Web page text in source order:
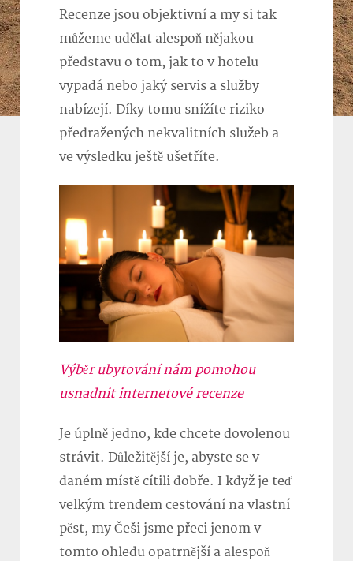
Recenze jsou objektivní a my si tak
můžeme udělat alespoň nějakou
představu o tom, jak to v hotelu
vypadá nebo jaký servis a služby
nabízejí. Díky tomu snížíte riziko
předražených nekvalitních služeb a
ve výsledku ještě ušetříte.
Výběr ubytování nám pomohou
usnadnit internetové recenze
Je úplně jedno, kde chcete dovolenou
strávit. Důležitější je, abyste se v
daném místě cítili dobře. I když je teď
velkým trendem cestování na vlastní
pěst, my Češi jsme přeci jenom v
tomto ohledu opatrnější a alespoň